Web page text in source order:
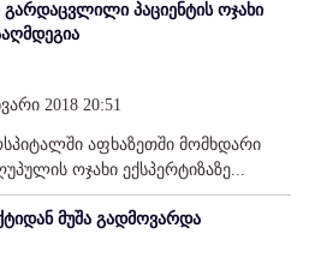
პაციენტის ოჯახი
2018 20:51
აფხაზეთში მომხდარი
ოჯახი ექსპერტიზაზე...
მუშა გადმოვარდა